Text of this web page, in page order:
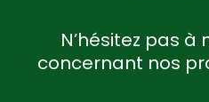
N’hésitez pas
concernant nos